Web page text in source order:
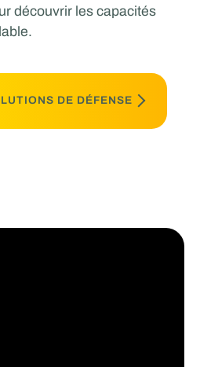
découvrir les capacités
DE DÉFENSE